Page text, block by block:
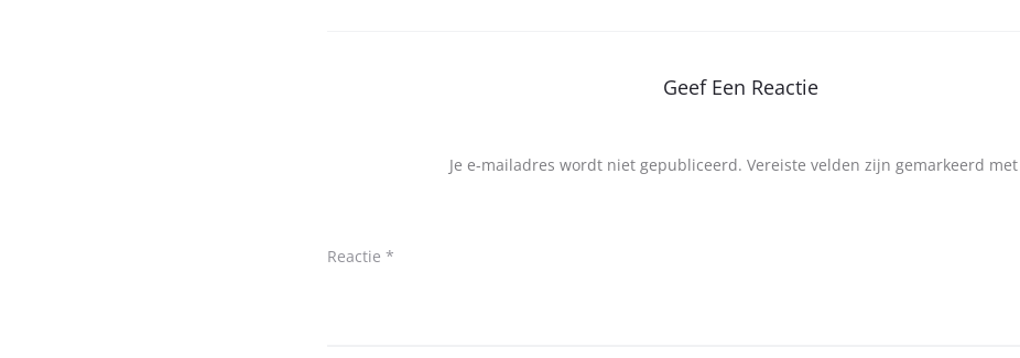
Geef Een Reactie
Je e-mailadres wordt niet gepubliceerd. Vereiste velden zijn gemarkeerd met
Reactie *